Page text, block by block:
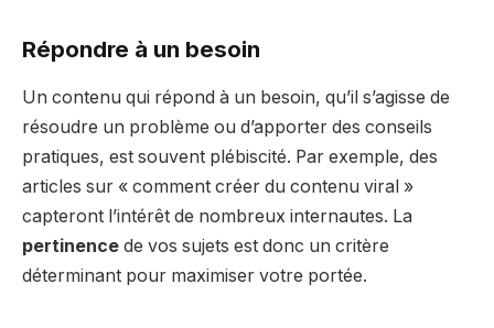
Répondre à un besoin
Un contenu qui répond à un besoin, qu’il s’agisse de
résoudre un problème ou d’apporter des conseils
pratiques, est souvent plébiscité. Par exemple, des
articles sur « comment créer du contenu viral »
capteront l’intérêt de nombreux internautes. La
pertinence de vos sujets est donc un critère
déterminant pour maximiser votre portée.